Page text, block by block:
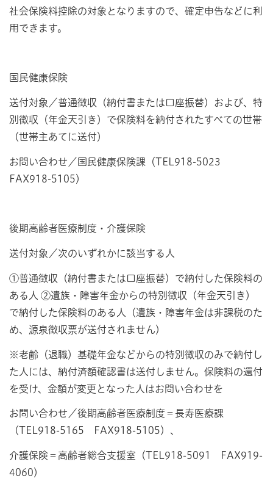
社会保険料控除の対象となりますので、確定申告などに利
用できます。
国民健康保険
送付対象／普通徴収（納付書または口座振替）および、特
別徴収（年金天引き）で保険料を納付されたすべての世帯
（世帯主あてに送付）
お問い合わせ／国民健康保険課（TEL918-5023
FAX918-5105）
後期高齢者医療制度・介護保険
送付対象／次のいずれかに該当する人
①普通徴収（納付書または口座振替）で納付した保険料の
ある人 ②遺族・障害年金からの特別徴収（年金天引き）
で納付した保険料のある人（遺族・障害年金は非課税のた
め、源泉徴収票が送付されません）
※老齢（退職）基礎年金などからの特別徴収のみで納付し
た人には、納付済額確認書は送付しません。保険料の還付
を受け、金額が変更となった人はお問い合わせを
お問い合わせ／後期高齢者医療制度＝長寿医療課
（TEL918-5165 FAX918-5105）、
介護保険＝高齢者総合支援室（TEL918-5091 FAX919-
4060）